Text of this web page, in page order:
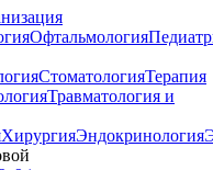
Офтальмология
СтоматологияТерапия
Травматология и
ХирургияЭндокринология